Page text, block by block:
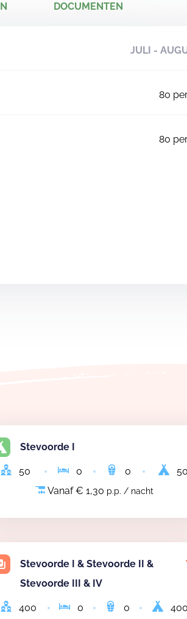
DOCUMENTEN
JULI -
80
80
Stevoorde I
50 0 0
50
Vanaf € 1,30 p.p. / nacht
Stevoorde I & Stevoorde II &
Stevoorde III & IV
400 0 0 400